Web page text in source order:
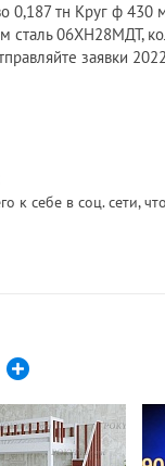
0,187 тн Круг ф
06ХН28МДТ,
заявки
к себе в соц. сети,